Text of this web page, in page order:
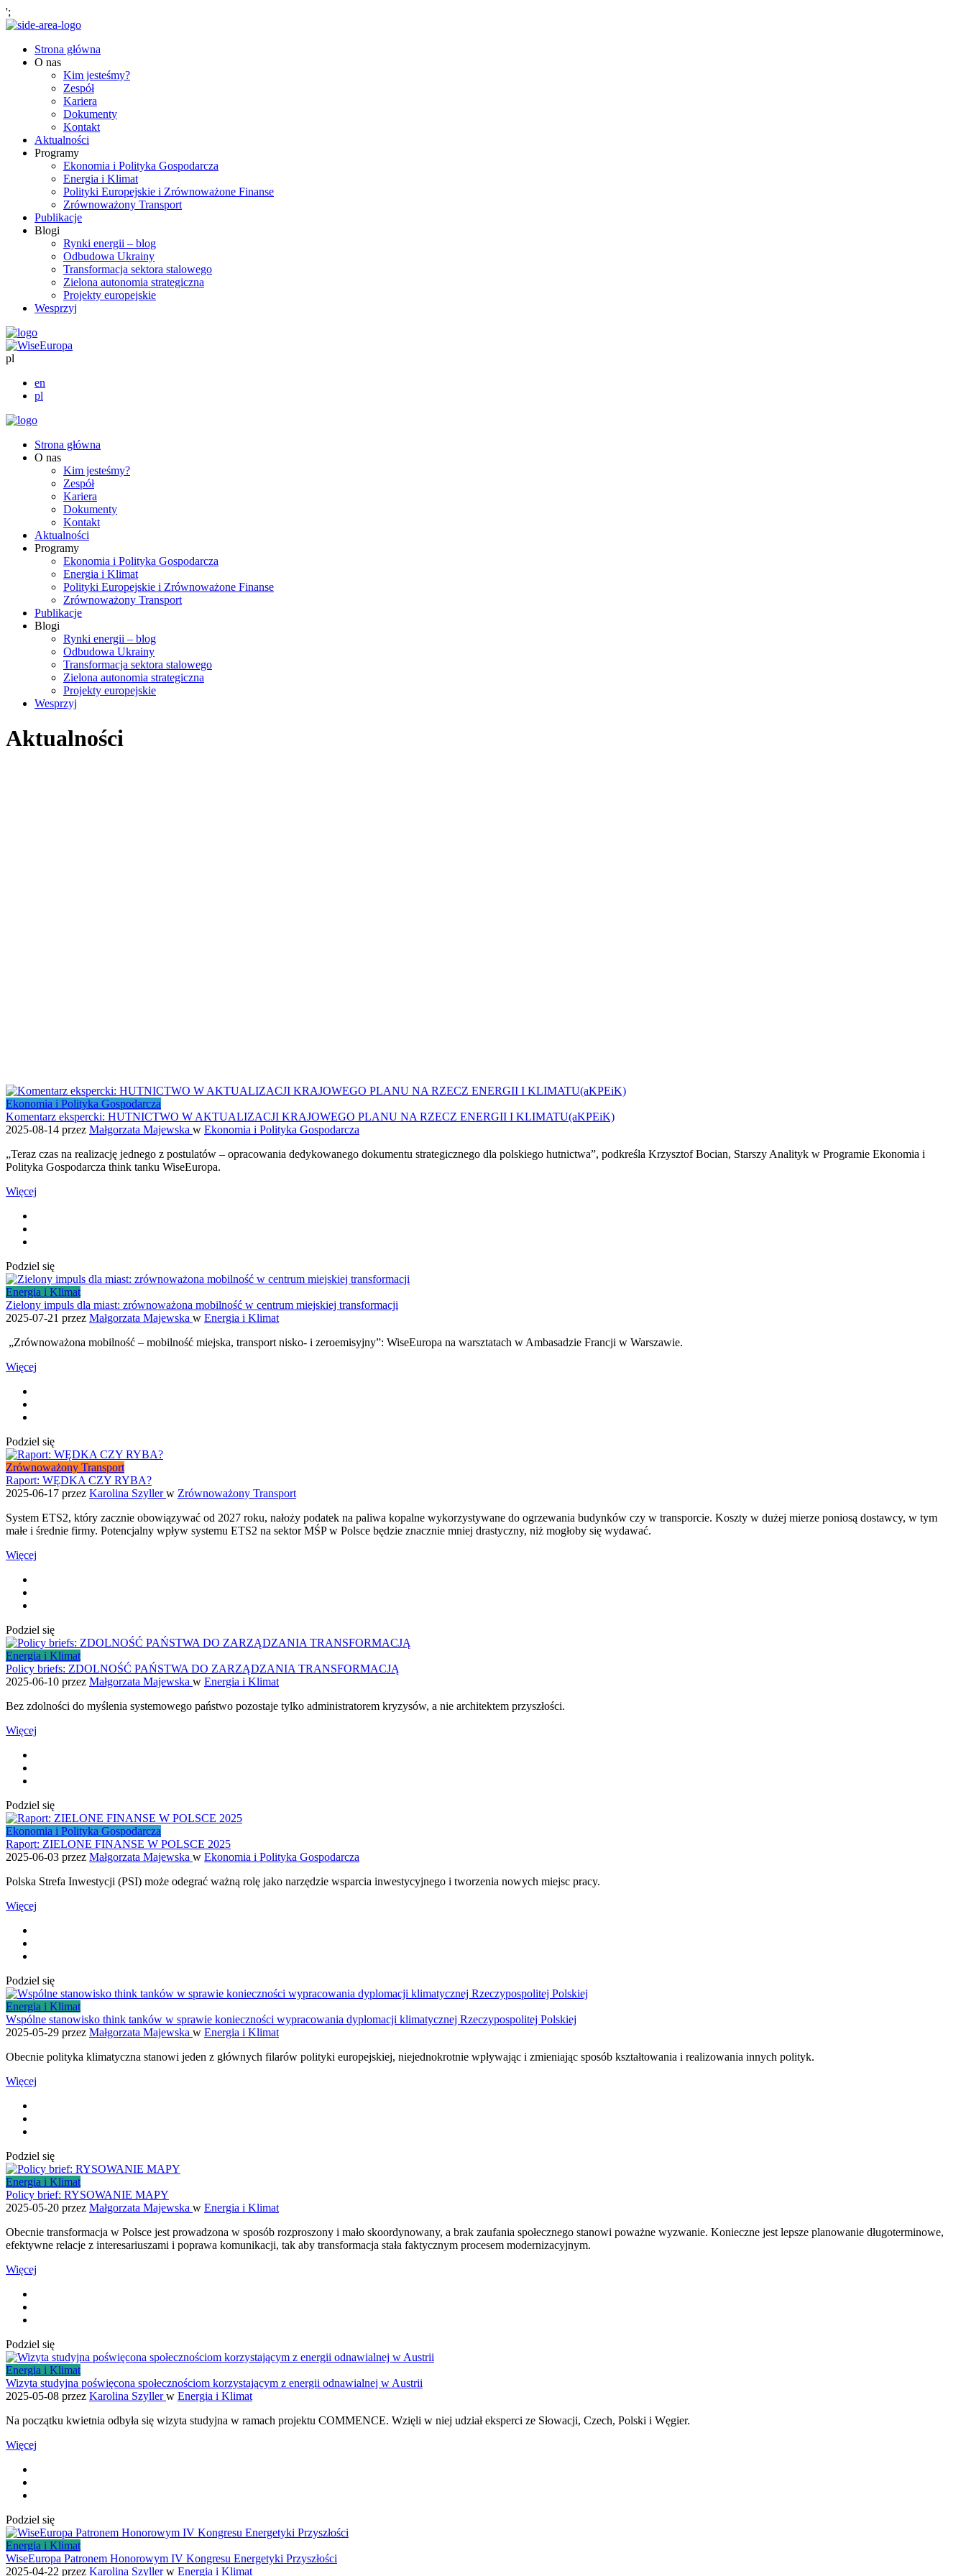
';
Strona główna
O nas
Kim jesteśmy?
Zespół
Kariera
Dokumenty
Kontakt
Aktualności
Programy
Ekonomia i Polityka Gospodarcza
Energia i Klimat
Polityki Europejskie i Zrównoważone Finanse
Zrównoważony Transport
Publikacje
Blogi
Rynki energii – blog
Odbudowa Ukrainy
Transformacja sektora stalowego
Zielona autonomia strategiczna
Projekty europejskie
Wesprzyj
pl
en
pl
Strona główna
O nas
Kim jesteśmy?
Zespół
Kariera
Dokumenty
Kontakt
Aktualności
Programy
Ekonomia i Polityka Gospodarcza
Energia i Klimat
Polityki Europejskie i Zrównoważone Finanse
Zrównoważony Transport
Publikacje
Blogi
Rynki energii – blog
Odbudowa Ukrainy
Transformacja sektora stalowego
Zielona autonomia strategiczna
Projekty europejskie
Wesprzyj
Aktualności
Ekonomia i Polityka Gospodarcza
Komentarz ekspercki: HUTNICTWO W AKTUALIZACJI KRAJOWEGO PLANU NA RZECZ ENERGII I KLIMATU(aKPEiK)
2025-08-14 przez Małgorzata Majewska w Ekonomia i Polityka Gospodarcza
„Teraz czas na realizację jednego z postulatów – opracowania dedykowanego dokumentu strategicznego dla polskiego hutnictwa”, podkreśla Krzysztof Bocian, Starszy Analityk w Programie Ekonomia i
Polityka Gospodarcza think tanku WiseEuropa.
Więcej
Podziel się
Energia i Klimat
Zielony impuls dla miast: zrównoważona mobilność w centrum miejskiej transformacji
2025-07-21 przez Małgorzata Majewska w Energia i Klimat
„Zrównoważona mobilność – mobilność miejska, transport nisko- i zeroemisyjny”: WiseEuropa na warsztatach w Ambasadzie Francji w Warszawie.
Więcej
Podziel się
Zrównoważony Transport
Raport: WĘDKA CZY RYBA?
2025-06-17 przez Karolina Szyllerw Zrównoważony Transport
System ETS2, który zacznie obowiązywać od 2027 roku, nałoży podatek na paliwa kopalne wykorzystywane do ogrzewania budynków czy w transporcie. Koszty w dużej mierze poniosą dostawcy, w tym
małe i średnie firmy. Potencjalny wpływ systemu ETS2 na sektor MŚP w Polsce będzie znacznie mniej drastyczny, niż mogłoby się wydawać.
Więcej
Podziel się
Energia i Klimat
Policy briefs: ZDOLNOŚĆ PAŃSTWA DO ZARZĄDZANIA TRANSFORMACJĄ
2025-06-10 przez Małgorzata Majewska w Energia i Klimat
Bez zdolności do myślenia systemowego państwo pozostaje tylko administratorem kryzysów, a nie architektem przyszłości.
Więcej
Podziel się
Ekonomia i Polityka Gospodarcza
Raport: ZIELONE FINANSE W POLSCE 2025
2025-06-03 przez Małgorzata Majewska w Ekonomia i Polityka Gospodarcza
Polska Strefa Inwestycji (PSI) może odegrać ważną rolę jako narzędzie wsparcia inwestycyjnego i tworzenia nowych miejsc pracy.
Więcej
Podziel się
Energia i Klimat
Wspólne stanowisko think tanków w sprawie konieczności wypracowania dyplomacji klimatycznej Rzeczypospolitej Polskiej
2025-05-29 przez Małgorzata Majewska w Energia i Klimat
Obecnie polityka klimatyczna stanowi jeden z głównych filarów polityki europejskiej, niejednokrotnie wpływając i zmieniając sposób kształtowania i realizowania innych polityk.
Więcej
Podziel się
Energia i Klimat
Policy brief: RYSOWANIE MAPY
2025-05-20 przez Małgorzata Majewska w Energia i Klimat
Obecnie transformacja w Polsce jest prowadzona w sposób rozproszony i mało skoordynowany, a brak zaufania społecznego stanowi poważne wyzwanie. Konieczne jest lepsze planowanie długoterminowe,
efektywne relacje z interesariuszami i poprawa komunikacji, tak aby transformacja stała faktycznym procesem modernizacyjnym.
Więcej
Podziel się
Energia i Klimat
Wizyta studyjna poświęcona społecznościom korzystającym z energii odnawialnej w Austrii
2025-05-08 przez Karolina Szyllerw Energia i Klimat
Na początku kwietnia odbyła się wizyta studyjna w ramach projektu COMMENCE. Wzięli w niej udział eksperci ze Słowacji, Czech, Polski i Węgier.
Więcej
Podziel się
Energia i Klimat
WiseEuropa Patronem Honorowym IV Kongresu Energetyki Przyszłości
2025-04-22 przez Karolina Szyllerw Energia i Klimat